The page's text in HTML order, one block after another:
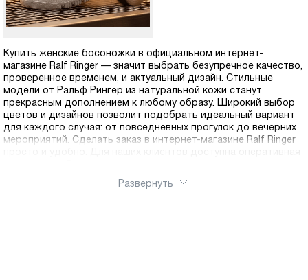
Купить женские босоножки в официальном интернет-
магазине Ralf Ringer — значит выбрать безупречное качество,
проверенное временем, и актуальный дизайн. Стильные
модели от Ральф Рингер из натуральной кожи станут
прекрасным дополнением к любому образу. Широкий выбор
цветов и дизайнов позволит подобрать идеальный вариант
для каждого случая: от повседневных прогулок до вечерних
мероприятий. Сделать заказ в интернет-магазине Ralf Ringer
Развернуть